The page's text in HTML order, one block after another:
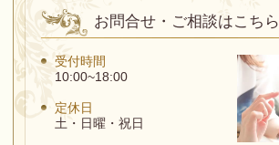
お問合せ・ご相談はこちら
受付時間
10:00~18:00
定休日
土・日曜・祝日